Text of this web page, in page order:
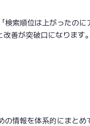
検索順位は上がったの
善が突破口になります。
情報を体系的にまとめ